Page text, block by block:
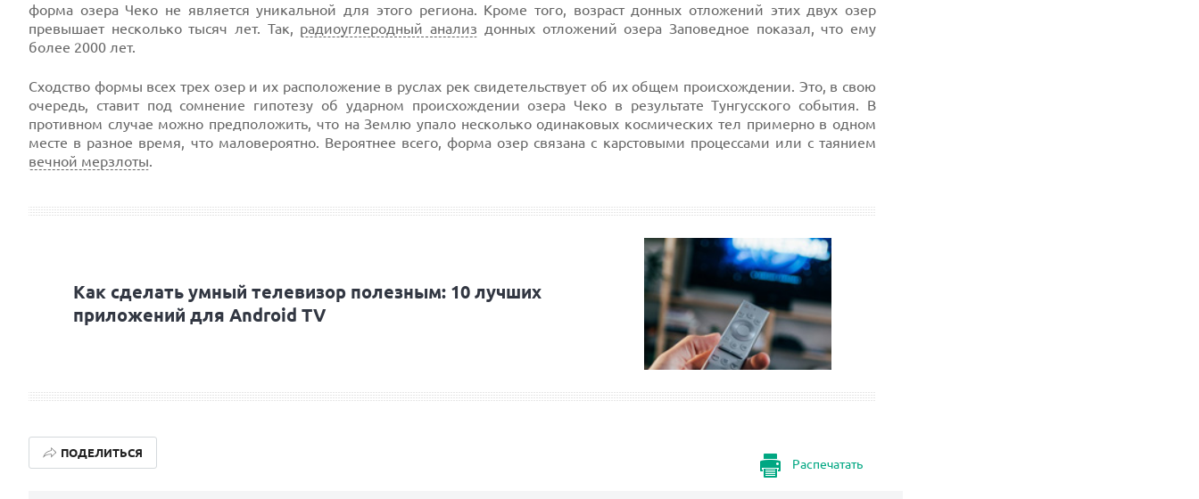
форма озера Чеко не является уникальной для этого региона. Кроме того, возраст донных отложений этих двух озер
превышает несколько тысяч лет. Так, радиоуглеродный анализ донных отложений озера Заповедное показал, что ему
более 2000 лет.
Сходство формы всех трех озер и их расположение в руслах рек свидетельствует об их общем происхождении. Это, в свою
очередь, ставит под сомнение гипотезу об ударном происхождении озера Чеко в результате Тунгусского события. В
противном случае можно предположить, что на Землю упало несколько одинаковых космических тел примерно в одном
месте в разное время, что маловероятно. Вероятнее всего, форма озер связана с карстовыми процессами или с таянием
вечной мерзлоты.
Как сделать умный телевизор полезным: 10 лучших
приложений для Android TV
Распечатать
ПОДЕЛИТЬСЯ